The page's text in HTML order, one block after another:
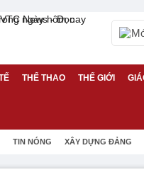
THỂ THAO THẾ GIỚI
TIN NÓNG XÂY DỰNG ĐẢNG